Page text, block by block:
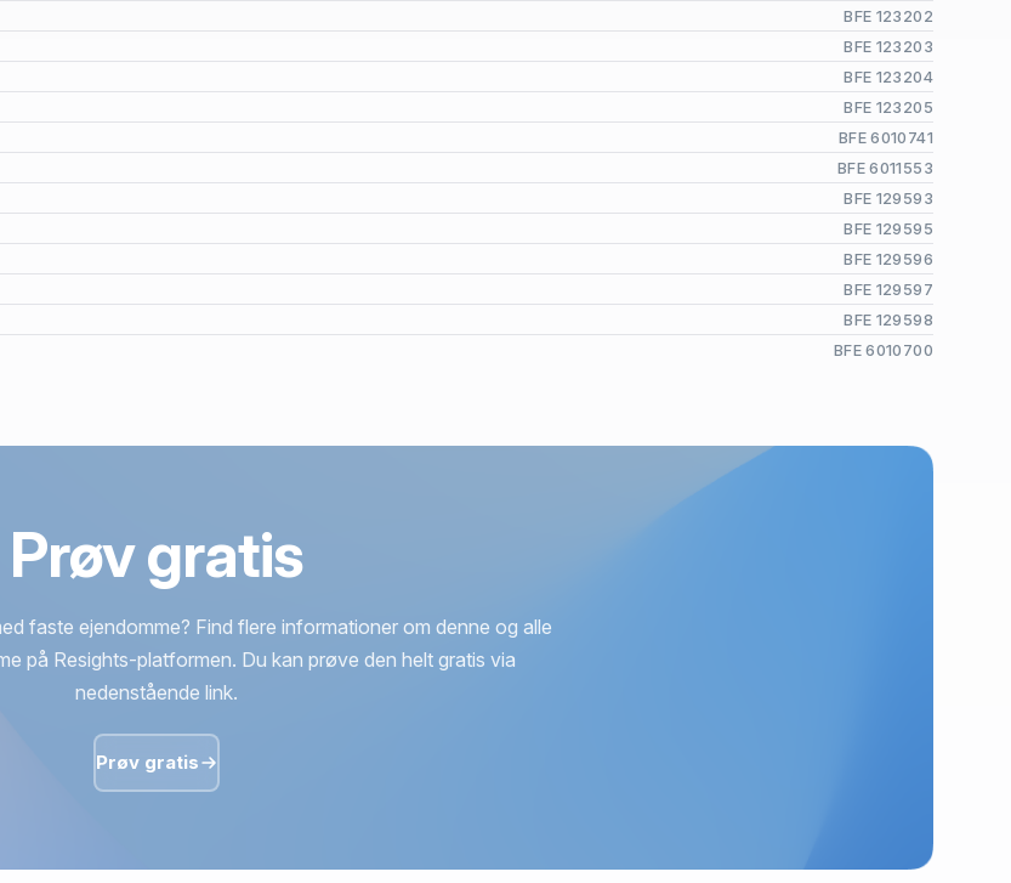
BFE 123202
BFE 123203
BFE 123204
BFE 123205
BFE 6010741
BFE 6011553
BFE 129593
BFE 129595
BFE 129596
BFE 129597
BFE 129598
BFE 6010700
Prøv gratis
faste ejendomme? Find flere informationer om denne og alle
på Resights-platformen. Du kan prøve den helt gratis via
nedenstående link.
Prøv gratis